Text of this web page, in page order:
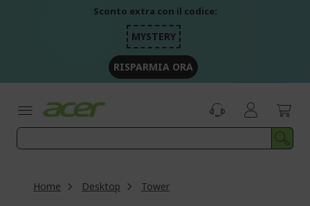
Sconto extra con il codice:
MYSTERY
RISPARMIA ORA
Home Desktop Tower